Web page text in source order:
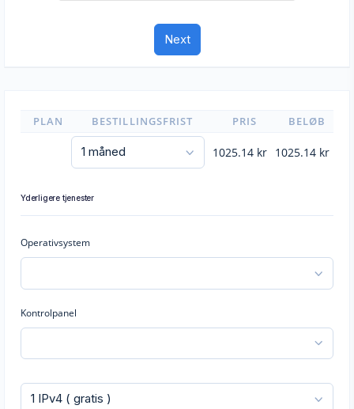
PLAN BESTILLINGSFRIST PRIS BELØB
1025.14 kr 1025.14 kr
Yderligere tjenester
Operativsystem
Kontrolpanel